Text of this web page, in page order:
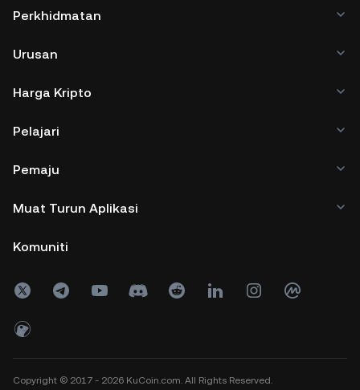
Perkhidmatan
Urusan
Harga Kripto
Pelajari
Pemaju
Muat Turun Aplikasi
Komuniti
Copyright © 2017 - 2026 KuCoin.com. All Rights Reserved.